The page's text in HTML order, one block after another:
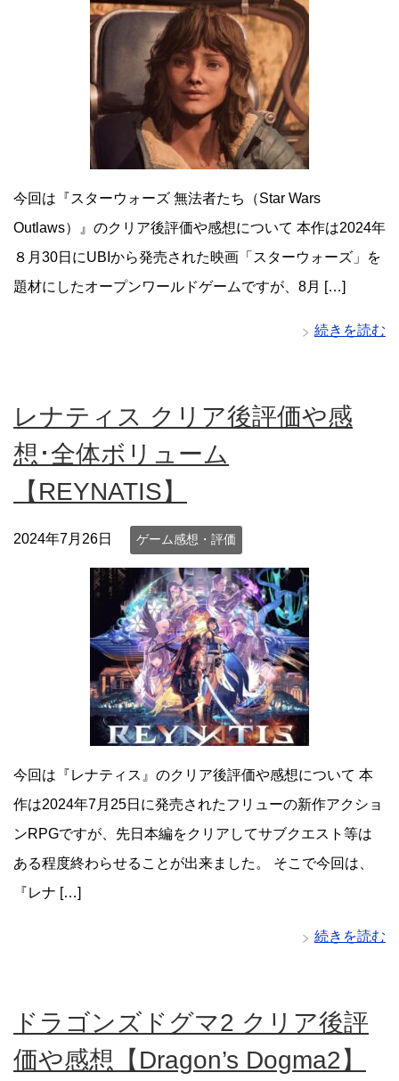
今回は『スターウォーズ 無法者たち（Star Wars
Outlaws）』のクリア後評価や感想について 本作は2024年
８月30日にUBIから発売された映画「スターウォーズ」を
題材にしたオープンワールドゲームですが、8月 […]
続きを読む
レナティス クリア後評価や感
想･全体ボリューム
【REYNATIS】
2024年7月26日 ゲーム感想・評価
今回は『レナティス』のクリア後評価や感想について 本
作は2024年7月25日に発売されたフリューの新作アクショ
ンRPGですが、先日本編をクリアしてサブクエスト等は
ある程度終わらせることが出来ました。 そこで今回は、
『レナ […]
続きを読む
ドラゴンズドグマ2 クリア後評
価や感想【Dragon’s Dogma2】